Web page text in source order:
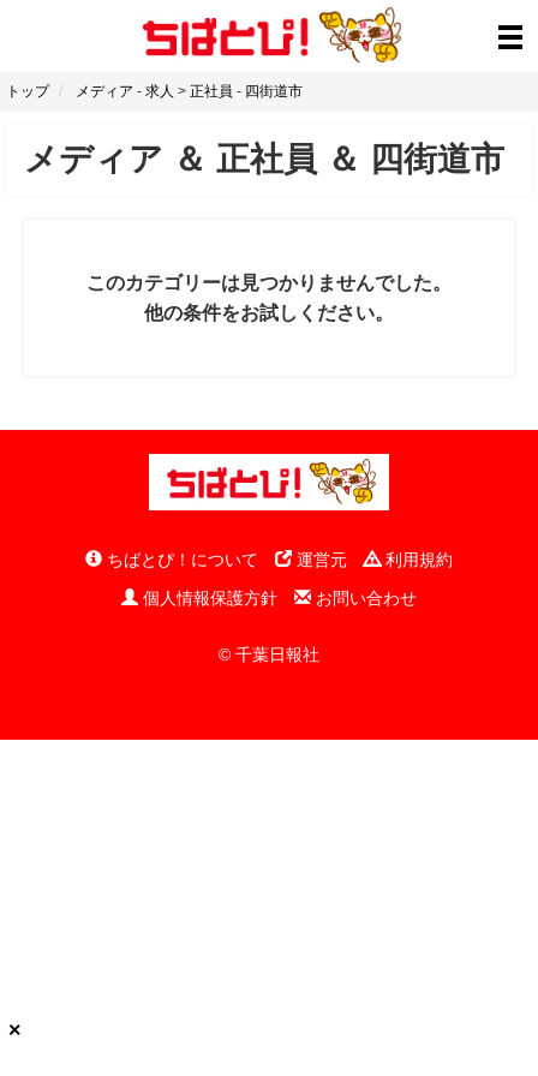
トップ メディア - 求人 > 正社員 - 四街道市
メディア ＆ 正社員 ＆ 四街道市
このカテゴリーは見つかりませんでした。
他の条件をお試しください。
ちばとぴ！について 運営元
利用規約
個人情報保護方針
お問い合わせ
© 千葉日報社
×